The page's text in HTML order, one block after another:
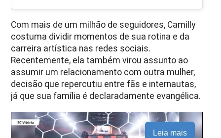
Com mais de um milhão de seguidores, Camilly
costuma dividir momentos de sua rotina e da
carreira artística nas redes sociais.
Recentemente, ela também virou assunto ao
assumir um relacionamento com outra mulher,
decisão que repercutiu entre fãs e internautas,
já que sua família é declaradamente evangélica.
Leia mais